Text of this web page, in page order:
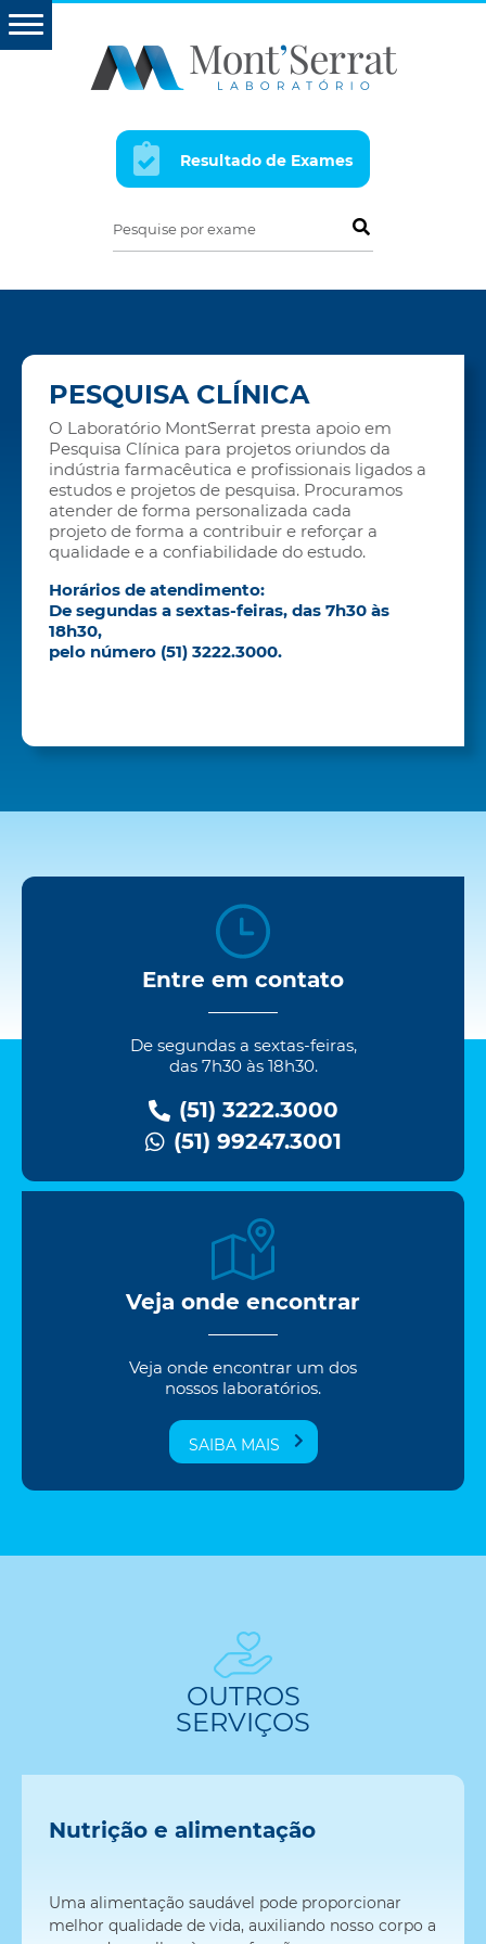
Resultado de Exames
Pesquise por exame
PESQUISA CLÍNICA
O Laboratório Mont´Serrat presta apoio em
Pesquisa Clínica para projetos oriundos da
indústria farmacêutica e profissionais ligados a
estudos e projetos de pesquisa. Procuramos
atender de forma personalizada cada
projeto de forma a contribuir e reforçar a
qualidade e a confiabilidade do estudo.
Horários de atendimento:
De segundas a sextas-feiras, das 7h30 às
18h30,
pelo número (51) 3222.3000.
Entre em contato
De segundas a sextas-feiras,
das 7h30 às 18h30.
(51) 3222.3000
(51) 99247.3001
Veja onde encontrar
Veja onde encontrar um dos
nossos laboratórios.
SAIBA MAIS
OUTROS
SERVIÇOS
Nutrição e alimentação
Uma alimentação saudável pode proporcionar
melhor qualidade de vida, auxiliando nosso corpo a